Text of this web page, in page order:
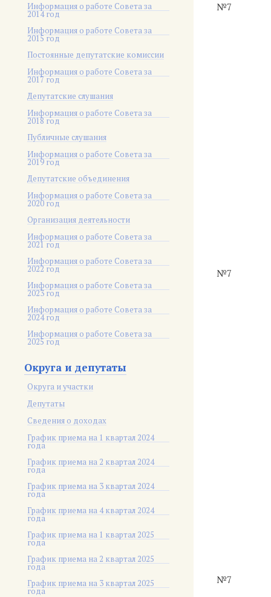
Информация о работе Совета за
2014 год
Информация о работе Совета за
2015 год
Постоянные депутатские комиссии
Информация о работе Совета за
2017 год
Депутатские слушания
Информация о работе Совета за
2018 год
Публичные слушания
Информация о работе Совета за
2019 год
Депутатские объединения
Информация о работе Совета за
2020 год
Организация деятельности
Информация о работе Совета за
2021 год
Информация о работе Совета за
2022 год
Информация о работе Совета за
2023 год
Информация о работе Совета за
2024 год
Информация о работе Совета за
2025 год
Округа и депутаты
Округа и участки
Депутаты
Сведения о доходах
График приема на 1 квартал 2024
года
График приема на 2 квартал 2024
года
График приема на 3 квартал 2024
года
График приема на 4 квартал 2024
года
График приема на 1 квартал 2025
года
График приема на 2 квартал 2025
года
График приема на 3 квартал 2025
года
№7
№7
№7